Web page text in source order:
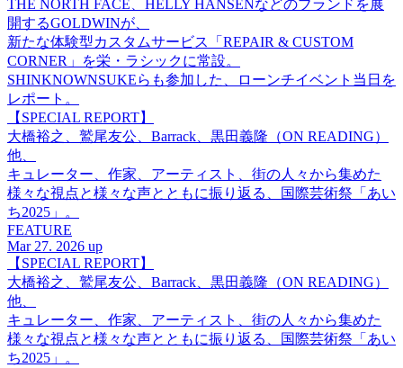
THE NORTH FACE、HELLY HANSENなどのブランドを展
開するGOLDWINが、
新たな体験型カスタムサービス「REPAIR & CUSTOM
CORNER」を栄・ラシックに常設。
SHINKNOWNSUKEらも参加した、ローンチイベント当日を
レポート。
【SPECIAL REPORT】
大橋裕之、鷲尾友公、Barrack、黒田義隆（ON READING）
他、
キュレーター、作家、アーティスト、街の人々から集めた
様々な視点と様々な声とともに振り返る、国際芸術祭「あい
ち2025」。
FEATURE
Mar 27. 2026 up
【SPECIAL REPORT】
大橋裕之、鷲尾友公、Barrack、黒田義隆（ON READING）
他、
キュレーター、作家、アーティスト、街の人々から集めた
様々な視点と様々な声とともに振り返る、国際芸術祭「あい
ち2025」。